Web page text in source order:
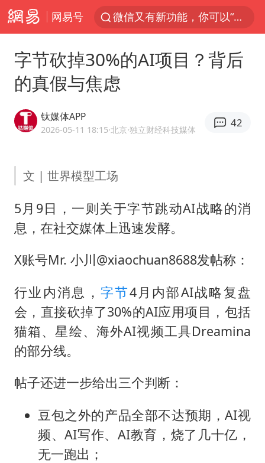
网易号
微信又有新功能，你可以“撤回”你的撤回了！
上四休三，但降薪1000元，你接受吗？
杭州全市有序停课
检测列车撞人致11死2伤 涉事单位被罚
台当局重金为“台独”织“皇帝新衣”
商场现钱学森巨幅海报 负责人回应
几元成本的AI广告导致千万市值蒸发
老挝国会主席赛宋蓬逝世
字节砍掉30%的AI项目？背后
的真假与焦虑
钛媒体APP
2026-05-11 18:15·北京·独立财经科技媒体
42
文 | 世界模型工场
5月9日，一则关于字节跳动AI战略的消
息，在社交媒体上迅速发酵。
X账号Mr. 小川@xiaochuan8688发帖称：
行业内消息， 字节4月内部AI战略复盘
会，直接砍掉了30%的AI应用项目，包括
猫箱、星绘、海外AI视频工具Dreamina
的部分线。
帖子还进一步给出三个判断：
豆包之外的产品全部不达预期，AI视
频、AI写作、AI教育，烧了几十亿，
无一跑出；